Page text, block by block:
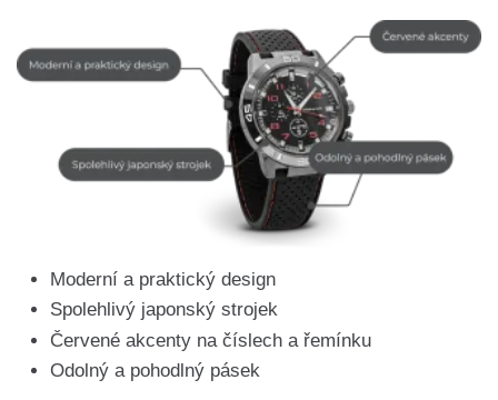
Moderní a praktický design
Spolehlivý japonský strojek
Červené akcenty na číslech a řemínku
Odolný a pohodlný pásek